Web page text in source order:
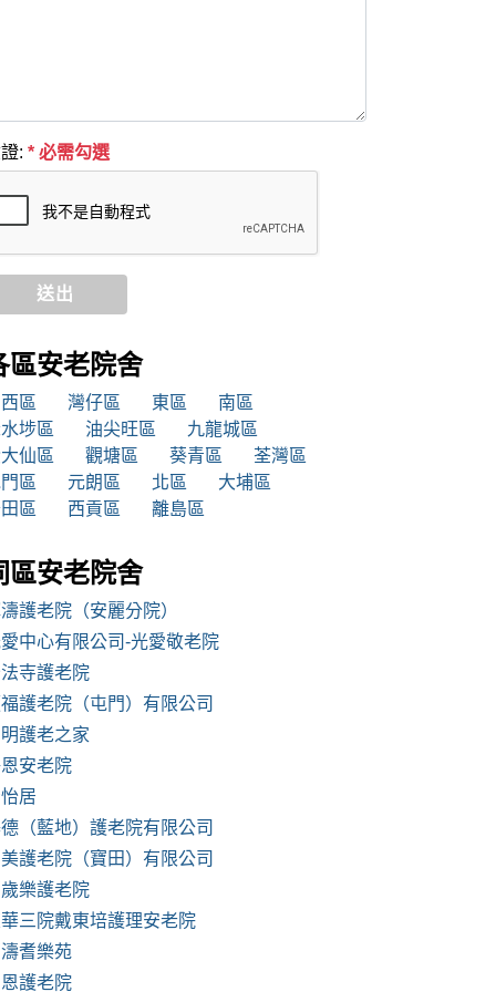
: * 必需勾選
送出
區安老院舍
區 灣仔區 東區
南區
埗區
油尖旺區
九龍城區
仙區
觀塘區 葵青區
荃灣區
區
元朗區 北區
大埔區
區
西貢區 離島區
區安老院舍
護老院（安麗分院）
中心有限公司-光愛敬老院
寺護老院
護老院（屯門）有限公司
護老之家
安老院
居
（藍地）護老院有限公司
護老院（寶田）有限公司
樂護老院
三院戴東培護理安老院
耆樂苑
護老院